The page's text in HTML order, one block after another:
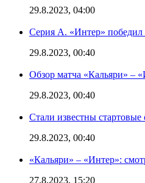
29.8.2023, 04:00
Серия А. «Интер» победил
29.8.2023, 00:40
Обзор матча «Кальяри» –
29.8.2023, 00:40
Стали известны
29.8.2023, 00:40
«Кальяри» – «Интер»:
27.8.2023, 15:20